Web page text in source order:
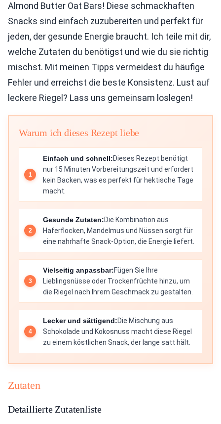
Almond Butter Oat Bars! Diese schmackhaften
Snacks sind einfach zuzubereiten und perfekt für
jeden, der gesunde Energie braucht. Ich teile mit dir,
welche Zutaten du benötigst und wie du sie richtig
mischst. Mit meinen Tipps vermeidest du häufige
Fehler und erreichst die beste Konsistenz. Lust auf
leckere Riegel? Lass uns gemeinsam loslegen!
Warum ich dieses Rezept liebe
Einfach und schnell:Dieses Rezept benötigt
nur 15 Minuten Vorbereitungszeit und erfordert
kein Backen, was es perfekt für hektische Tage
macht.
Gesunde Zutaten:Die Kombination aus
Haferflocken, Mandelmus und Nüssen sorgt für
eine nahrhafte Snack-Option, die Energie liefert.
Vielseitig anpassbar:Fügen Sie Ihre
Lieblingsnüsse oder Trockenfrüchte hinzu, um
die Riegel nach Ihrem Geschmack zu gestalten.
Lecker und sättigend:Die Mischung aus
Schokolade und Kokosnuss macht diese Riegel
zu einem köstlichen Snack, der lange satt hält.
Zutaten
Detaillierte Zutatenliste